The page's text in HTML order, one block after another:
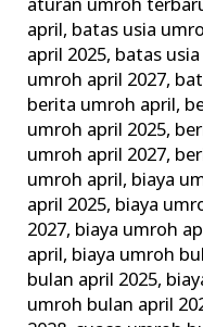
aturan umroh
april, batas usia
april 2025, batas
umroh april 2027,
berita umroh april,
umroh april 2025,
umroh april 2027,
umroh april, biaya
april 2025, biaya
2027, biaya umroh
april, biaya umroh
bulan april 2025,
umroh bulan april